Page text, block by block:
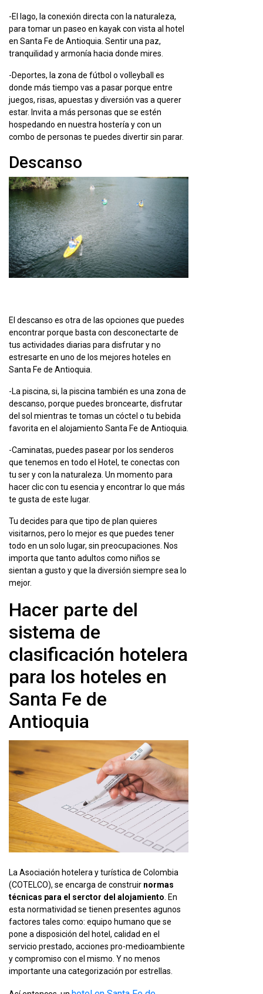
-El lago, la conexión directa con la naturaleza,
para tomar un paseo en kayak con vista al hotel
en Santa Fe de Antioquia. Sentir una paz,
tranquilidad y armonía hacia donde mires.
-Deportes, la zona de fútbol o volleyball es
donde más tiempo vas a pasar porque entre
juegos, risas, apuestas y diversión vas a querer
estar. Invita a más personas que se estén
hospedando en nuestra hostería y con un
combo de personas te puedes divertir sin parar.
Descanso
El descanso es otra de las opciones que puedes
encontrar porque basta con desconectarte de
tus actividades diarias para disfrutar y no
estresarte en uno de los mejores hoteles en
Santa Fe de Antioquia.
-La piscina, si, la piscina también es una zona de
descanso, porque puedes broncearte, disfrutar
del sol mientras te tomas un cóctel o tu bebida
favorita en el alojamiento Santa Fe de Antioquia.
-Caminatas, puedes pasear por los senderos
que tenemos en todo el Hotel, te conectas con
tu ser y con la naturaleza. Un momento para
hacer clic con tu esencia y encontrar lo que más
te gusta de este lugar.
Tu decides para que tipo de plan quieres
visitarnos, pero lo mejor es que puedes tener
todo en un solo lugar, sin preocupaciones. Nos
importa que tanto adultos como niños se
sientan a gusto y que la diversión siempre sea lo
mejor.
Hacer parte del
sistema de
clasificación hotelera
para los hoteles en
Santa Fe de
Antioquia
La Asociación hotelera y turística de Colombia
(COTELCO), se encarga de construir normas
técnicas para el serctor del alojamiento. En
esta normatividad se tienen presentes agunos
factores tales como: equipo humano que se
pone a disposición del hotel, calidad en el
servicio prestado, acciones pro-medioambiente
y compromiso con el mismo. Y no menos
importante una categorización por estrellas.